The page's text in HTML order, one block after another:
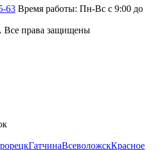
63 Время работы: Пн-Вс с 9:00 до
Все права защищены
ГатчинаВсеволожскКрасное